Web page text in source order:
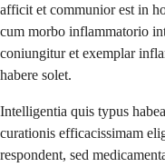
afficit et communior est in
cum morbo inflammatorio
coniungitur et exemplar
habere solet.
Intelligentia quis typus
curationis efficacissimam
respondent, sed